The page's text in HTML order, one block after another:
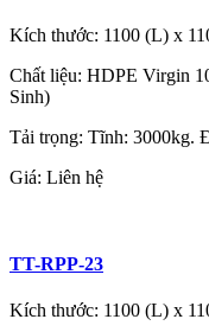
Kích thước: 1100 (L) x
Chất liệu: HDPE Virgin
Sinh)
Tải trọng: Tĩnh: 3000kg.
Giá: Liên hệ
TT-RPP-23
Kích thước: 1100 (L) x